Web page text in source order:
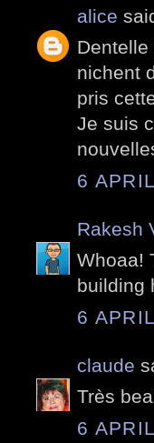
alice
nichent
pris
Je suis
6
Rakesh
Whoaa!
building
6
claude
Très
6